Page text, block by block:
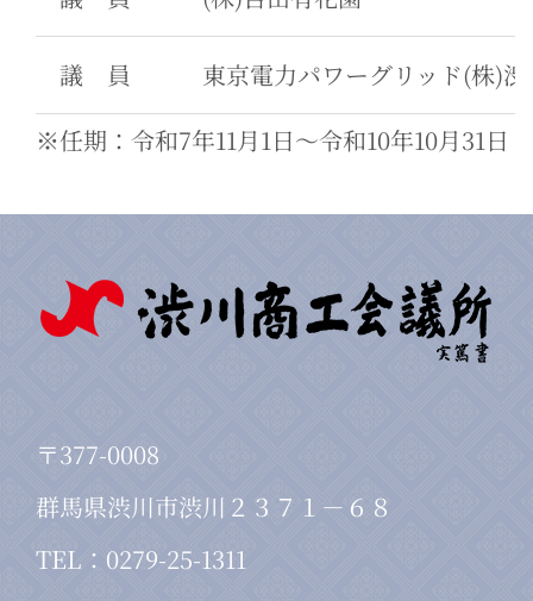
議 員
東京電力パワーグリッド(株)
※任期：令和7年11月1日～令和10年10月31日
〒377-0008
群馬県渋川市渋川２３７１－６８
TEL：0279-25-1311